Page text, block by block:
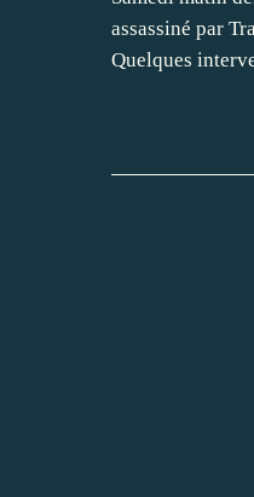
assassiné par
Quelques